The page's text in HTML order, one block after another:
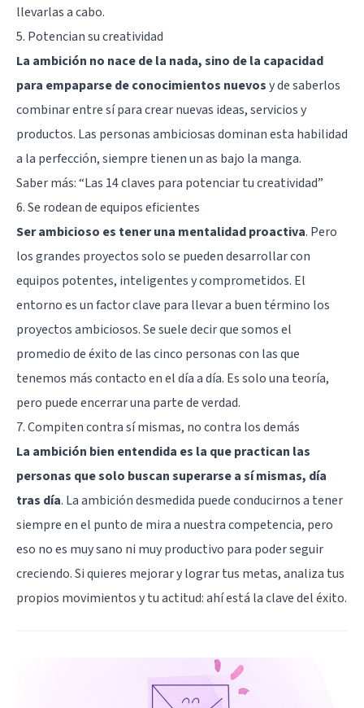
llevarlas a cabo.
5. Potencian su creatividad
La ambición no nace de la nada, sino de la capacidad
para empaparse de conocimientos nuevosy de saberlos
combinar entre sí para crear nuevas ideas, servicios y
productos. Las personas ambiciosas dominan esta habilidad
a la perfección, siempre tienen un as bajo la manga.
Saber más:“Las 14 claves para potenciar tu creatividad”
6. Se rodean de equipos eficientes
Ser ambicioso es tener una mentalidad proactiva. Pero
los grandes proyectos solo se pueden desarrollar con
equipos potentes, inteligentes y comprometidos. El
entorno es un factor clave para llevar a buen término los
proyectos ambiciosos. Se suele decir que somos el
promedio de éxito de las cinco personas con las que
tenemos más contacto en el día a día. Es solo una teoría,
pero puede encerrar una parte de verdad.
7. Compiten contra sí mismas, no contra los demás
La ambición bien entendida es la que practican las
personas que solo buscan superarse a sí mismas, día
tras día. La ambición desmedida puede conducirnos a tener
siempre en el punto de mira a nuestra competencia, pero
eso no es muy sano ni muy productivo para poder seguir
creciendo. Si quieres mejorar y lograr tus metas, analiza tus
propios movimientos y tu actitud: ahí está la clave del éxito.